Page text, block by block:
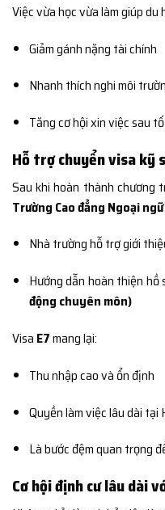
Việc vừa học vừa làm giúp du
Giảm gánh nặng tài chính
Nhanh thích nghi môi
Tăng cơ hội xin việc sau
Hỗ trợ chuyển visa kỹ
Sau khi hoàn thành chương
Trường Cao đẳng Ngoại
Nhà trường hỗ trợ giới
Hướng dẫn hoàn thiện hồ
động chuyên môn)
Visa E7mang lại:
Thu nhập cao và ổn định
Quyền làm việc lâu dài tại
Là bước đệm quan trọng
Cơ hội định cư lâu dài